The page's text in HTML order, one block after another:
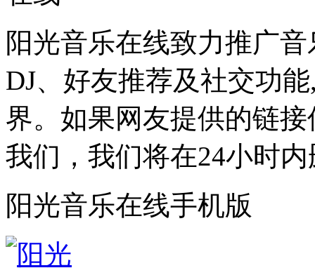
阳光音乐在线致力推广
DJ、好友推荐及社交功
界。如果网友提供的链
我们，我们将在24小时
阳光音乐在线手机版